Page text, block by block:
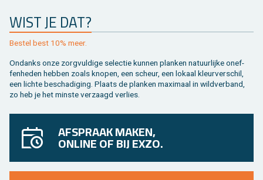
WIST JE DAT?
Be­stel best 10% meer.
On­danks onze zorg­vul­di­ge se­lec­tie kun­nen plan­ken na­tuur­lij­ke on­ef­
fen­he­den heb­ben zoals kno­pen, een scheur, een lo­kaal kleur­ver­schil,
een lich­te be­scha­di­ging. Plaats de plan­ken maxi­maal in wild­ver­band,
zo heb je het min­ste ver­zaagd ver­lies.
AFSPRAAK MAKEN,
ONLINE OF BIJ EXZO.